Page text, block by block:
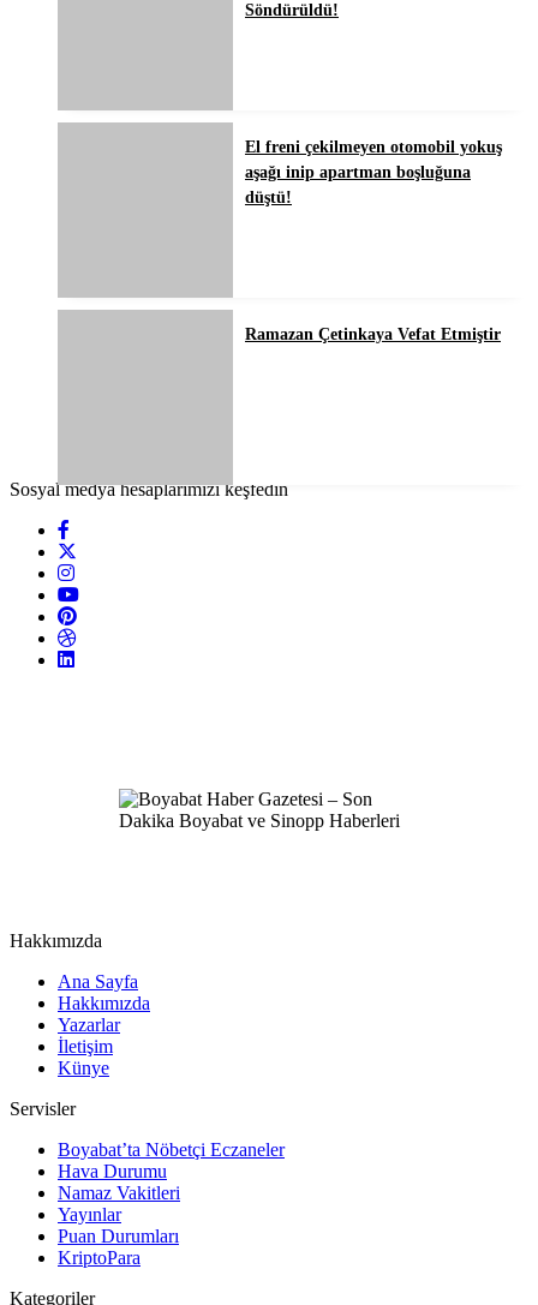
Söndürüldü!
El freni çekilmeyen otomobil yokuş
aşağı inip apartman boşluğuna
düştü!
Ramazan Çetinkaya Vefat Etmiştir
Sosyal medya hesaplarımızı keşfedin
Hakkımızda
Ana Sayfa
Hakkımızda
Yazarlar
İletişim
Künye
Servisler
Boyabat’ta Nöbetçi Eczaneler
Hava Durumu
Namaz Vakitleri
Yayınlar
Puan Durumları
KriptoPara
Kategoriler